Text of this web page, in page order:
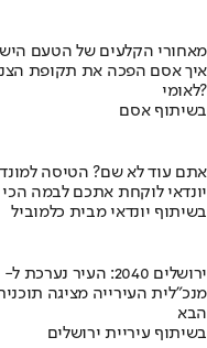
מאחורי הקלעים של הטעם
לאומי?
בשיתוף אסם
אתם עוד לא שם? הטיסה
יונדאי לוקחת אתכם לבמה הכי
בשיתוף יונדאי מבית כלמוביל
ירושלים 2040: העיר נערכת ל- 1.5 מליון תושבים
מנכ"לית העירייה מציגה
הבא
בשיתוף עיריית ירושלים